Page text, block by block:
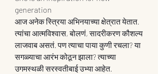
generation
आज अनेक स्त्रिया अभिनयाच्या क्षेत्रात येतात.
त्यांचा आत्मविश्वास, बोलणं, सादरीकरण कौशल्य
लाजवाब असतं. पण त्याचा पाया कुणी रचला? या
सगळ्याचा आरंभ कोठून झाला? त्याच्या
उगमस्थळी सरस्वतीबाई उभ्या आहेत.